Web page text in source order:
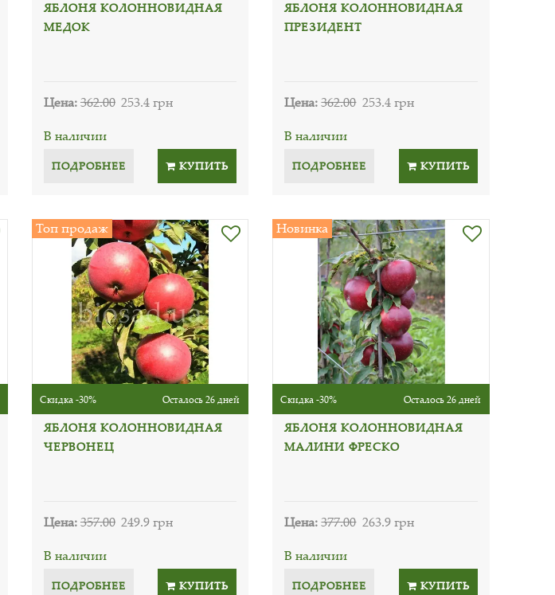
ЯБЛОНЯ КОЛОННОВИДНАЯ
МЕДОК
Цена:362.00 253.4 грн
В наличии
ПОДРОБНЕЕ КУПИТЬ
ЯБЛОНЯ КОЛОННОВИДНАЯ
ПРЕЗИДЕНТ
Цена:362.00 253.4 грн
В наличии
ПОДРОБНЕЕ КУПИТЬ
Топ продаж
Скидка -30% Осталось 26 дней
ЯБЛОНЯ КОЛОННОВИДНАЯ
ЧЕРВОНЕЦ
Цена:357.00 249.9 грн
В наличии
ПОДРОБНЕЕ КУПИТЬ
Новинка
Скидка -30% Осталось 26 дней
ЯБЛОНЯ КОЛОННОВИДНАЯ
МАЛИНИ ФРЕСКО
Цена:377.00 263.9 грн
В наличии
ПОДРОБНЕЕ КУПИТЬ